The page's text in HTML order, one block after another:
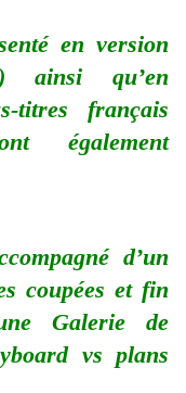
en version
ainsi qu’en
titres français
également
d’un
coupées et fin
Galerie de
vs plans